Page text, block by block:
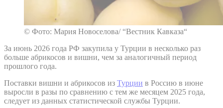
© Фото: Мария Новоселова/ “Вестник Кавказа“
За июнь 2026 года РФ закупила у Турции в несколько раз
больше абрикосов и вишни, чем за аналогичный период
прошлого года.
Поставки вишни и абрикосов из Турции в Россию в июне
выросли в разы по сравнению с тем же месяцем 2025 года,
следует из данных статистической службы Турции.